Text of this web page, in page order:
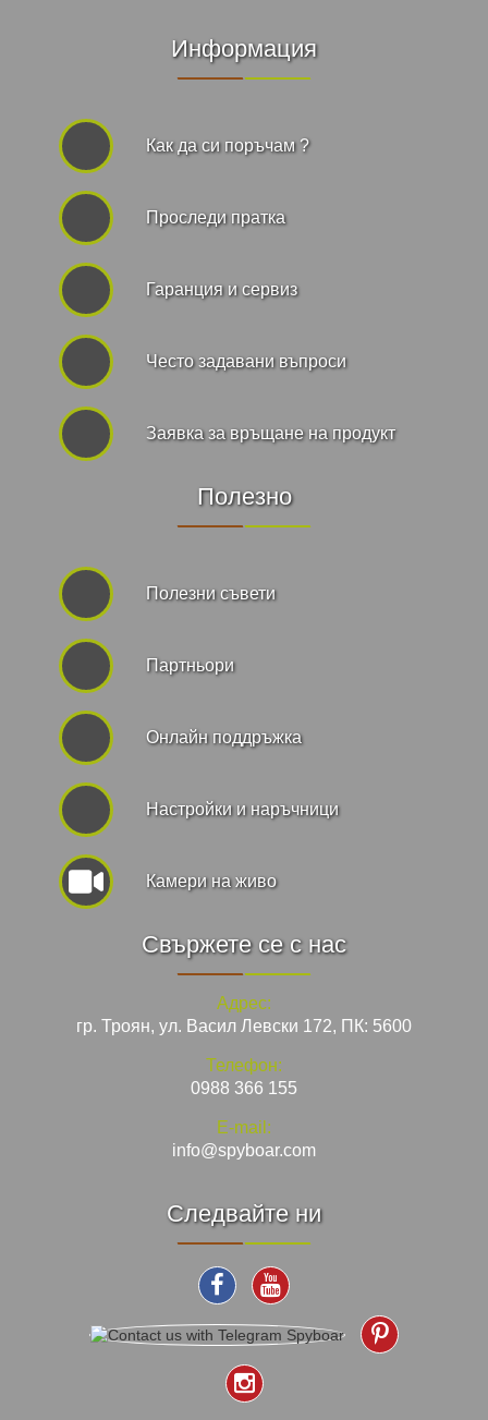
Информация
Как да си поръчам ?
Проследи пратка
Гаранция и сервиз
Често задавани въпроси
Заявка за връщане на продукт
Полезно
Полезни съвети
Партньори
Онлайн поддръжка
Hастройки и наръчници
Камери на живо
Свържете се с нас
Адрес:
гр. Троян, ул. Васил Левски 172, ПК: 5600
Телефон:
0988 366 155
E-mail:
info@spyboar.com
Следвайте ни